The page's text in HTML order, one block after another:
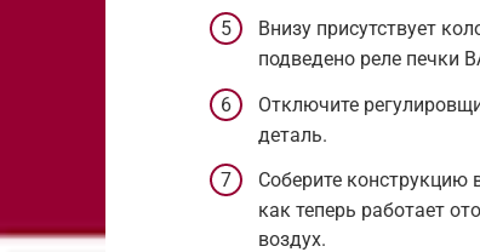
Внизу присутствует
подведено реле печки
Отключите
деталь.
Соберите конструкцию
как теперь работает
воздух.